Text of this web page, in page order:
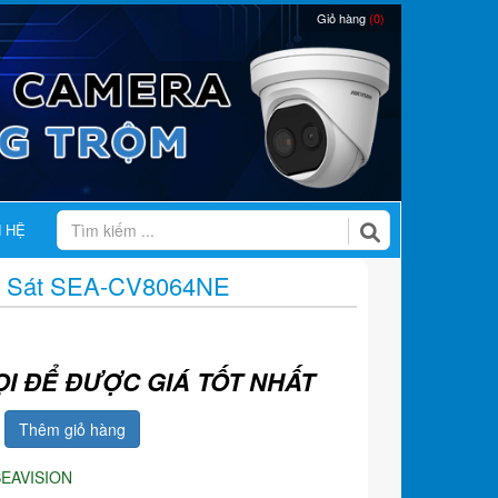
Giỏ hàng(0)
HỆ
SEA-CV8064NE
ĐỂ ĐƯỢC GIÁ TỐT NHẤT
Thêm giỏ hàng